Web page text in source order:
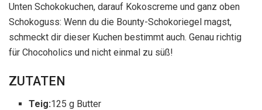
Unten Schokokuchen, darauf Kokoscreme und ganz oben
Schokoguss: Wenn du die Bounty-Schokoriegel magst,
schmeckt dir dieser Kuchen bestimmt auch. Genau richtig
für Chocoholics und nicht einmal zu süß!
ZUTATEN
Teig:125 g Butter